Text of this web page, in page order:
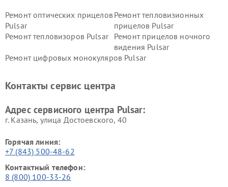
Ремонт оптических прицелов
Pulsar
Ремонт тепловизионных
прицелов Pulsar
Ремонт тепловизоров Pulsar
Ремонт прицелов ночного
видения Pulsar
Ремонт цифровых монокуляров Pulsar
Контакты сервис центра
Адрес сервисного центра Pulsar:
г. Казань, улица Достоевского, 40
Горячая линия:
+7 (843) 500-48-62
Контактный телефон:
8 (800) 100-33-26